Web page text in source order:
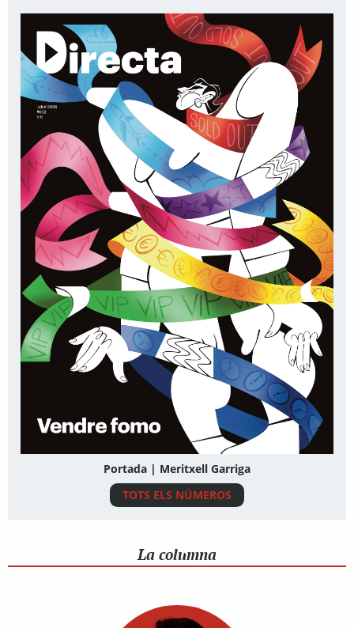
Portada | Meritxell Garriga
TOTS ELS NÚMEROS
La columna